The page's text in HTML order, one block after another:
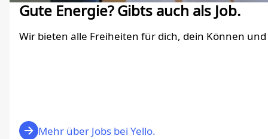
Gute Energie? Gibts auch als Job.
Wir bieten alle Freiheiten für dich, dein Können
Mehr über Jobs bei Yello.